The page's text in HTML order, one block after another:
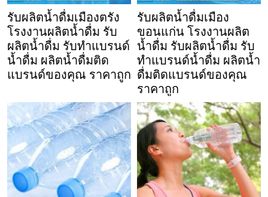
รับผลิตน้ำดื่มเมืองตรัง
โรงงานผลิตน้ำดื่ม รับ
ผลิตน้ำดื่ม รับทำแบรนด์
น้ำดื่ม ผลิตน้ำดื่มติด
แบรนด์ของคุณ ราคาถูก
รับผลิตน้ำดื่มเมือง
ขอนแก่น โรงงานผลิต
น้ำดื่ม รับผลิตน้ำดื่ม รับ
ทำแบรนด์น้ำดื่ม ผลิตน้ำ
ดื่มติดแบรนด์ของคุณ
ราคาถูก